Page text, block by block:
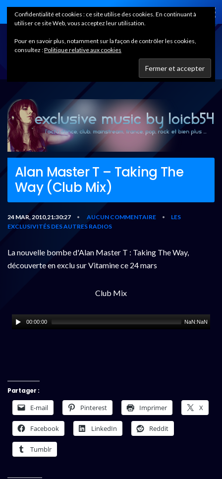
Home
Alan Master T – Taking The
Way (Club Mix)
24 MAR, 2010,21:30:27 • AUCUN COMMENTAIRE •
LES
EXCLUSIVITÉS DES AUTRES RADIOS
La nouvelle bombe d'Alan Master T : Taking The Way,
découverte en exclu sur Vitamine ce 24 mars
Club Mix
00:00:00 NaN:NaN
Partager :
E-mail Pinterest Imprimer X
Facebook LinkedIn Reddit
Tumblr
Confidentialité et cookies : ce site utilise des cookies. En continuant à
utiliser ce site Web, vous acceptez leur utilisation.
Pour en savoir plus, notamment sur la façon de contrôler les cookies,
consultez :Politique relative aux cookies